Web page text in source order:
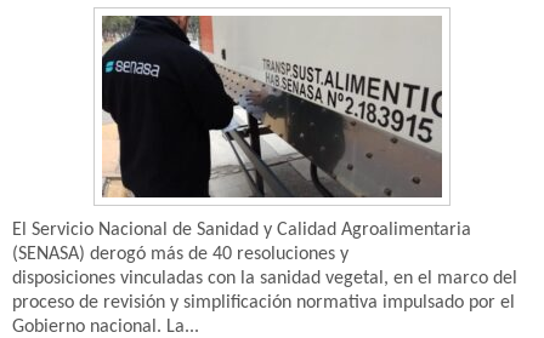
El Servicio Nacional de Sanidad y Calidad Agroalimentaria
(SENASA) derogó más de 40 resoluciones y
disposiciones vinculadas con la sanidad vegetal, en el marco del
proceso de revisión y simplificación normativa impulsado por el
Gobierno nacional. La...